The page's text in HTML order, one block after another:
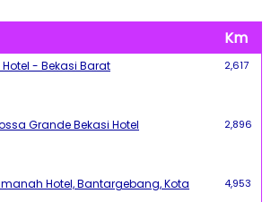
Km
- Bekasi Barat 2,617
Grande Bekasi Hotel 2,896
Hotel, Bantargebang, Kota
4,953